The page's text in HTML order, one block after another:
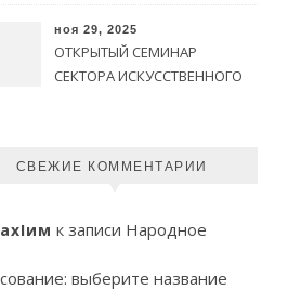
ноя 29, 2025
ОТКРЫТЫЙ СЕМИНАР
СЕКТОРА ИСКУССТВЕННОГО
СВЕЖИЕ КОММЕНТАРИИ
к записи Народное
выберите название